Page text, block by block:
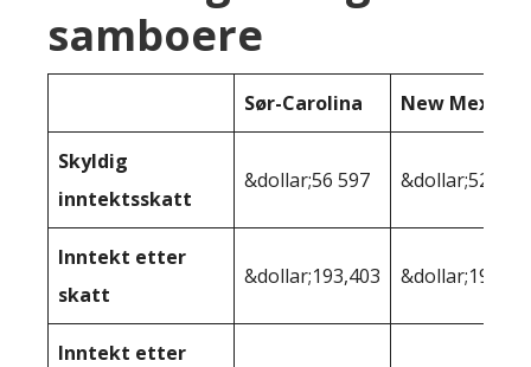
samboere
Sør-Carolina New Mexico
Skyldig
inntektsskatt
&dollar;56 597 &dollar;52 028
Inntekt etter
skatt
&dollar;193,403 &dollar;197
Inntekt etter